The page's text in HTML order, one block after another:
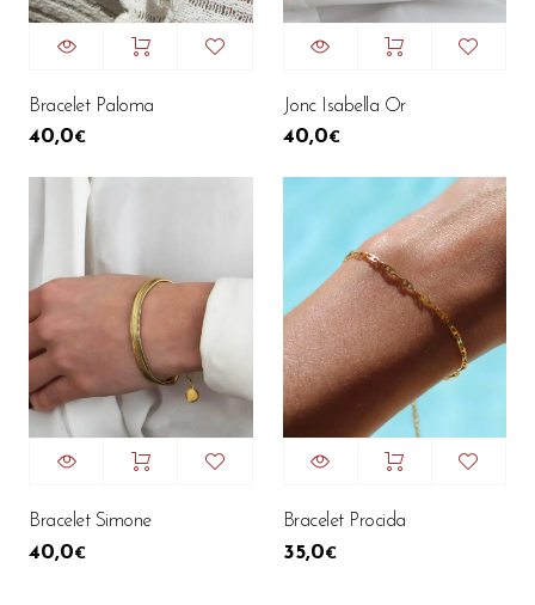
Bracelet Paloma
40,0€
Jonc Isabella Or
40,0€
Bracelet Simone
40,0€
Bracelet Procida
35,0€